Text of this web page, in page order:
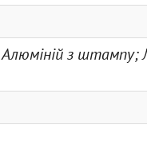
Алюміній з штампу;